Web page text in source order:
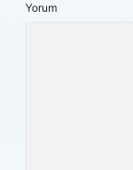
Yorum